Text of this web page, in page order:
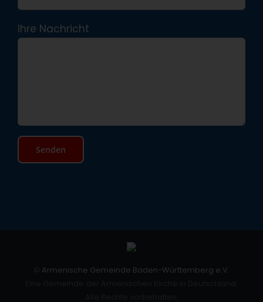
Ihre Nachricht
Armenische Gemeinde Baden-Württemberg e.V.